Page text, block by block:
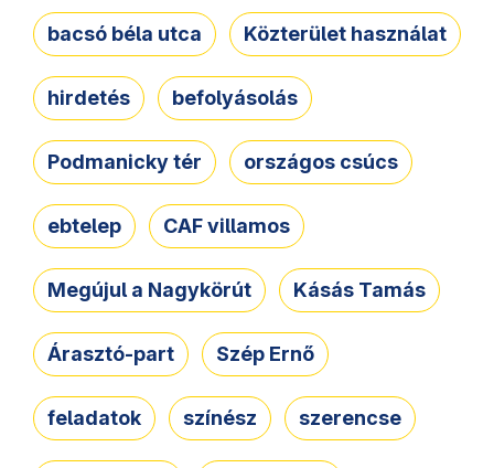
bacsó béla utca Közterület használat
hirdetés befolyásolás
Podmanicky tér országos csúcs
ebtelep CAF villamos
Megújul a Nagykörút Kásás Tamás
Árasztó-part Szép Ernő
feladatok színész szerencse